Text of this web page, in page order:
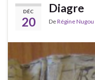
DÉC
20
Diagre
DeRégine Nugou